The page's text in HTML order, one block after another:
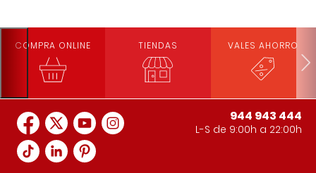
COMPRA ONLINE TIENDAS VALES AHORRO
944 943 444
L-S de 9:00h a 22:00h